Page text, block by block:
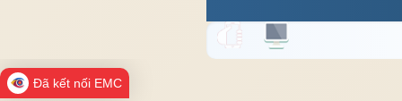
Đã kết nối EMC